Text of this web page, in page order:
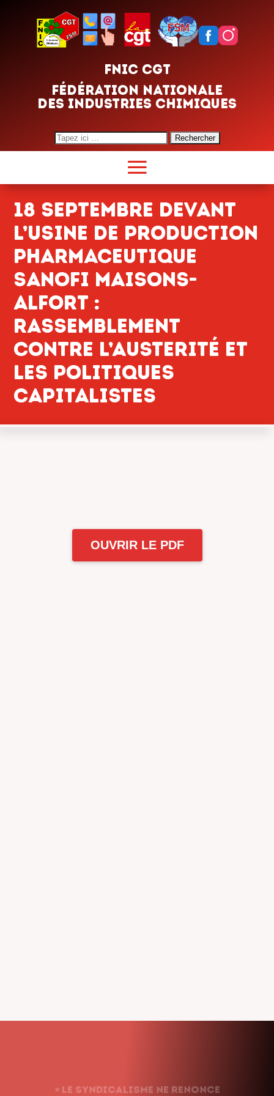
FNIC CGT
FÉDÉRATION NATIONALE
DES INDUSTRIES CHIMIQUES
Search
for:
18 SEPTEMBRE DEVANT
L’USINE DE PRODUCTION
PHARMACEUTIQUE
SANOFI MAISONS-
ALFORT :
RASSEMBLEMeNT
CONTRE L’AUSTERITÉ ET
LES POLITIQUES
CAPITALISTES
OUVRIR LE PDF
jamais. Nous